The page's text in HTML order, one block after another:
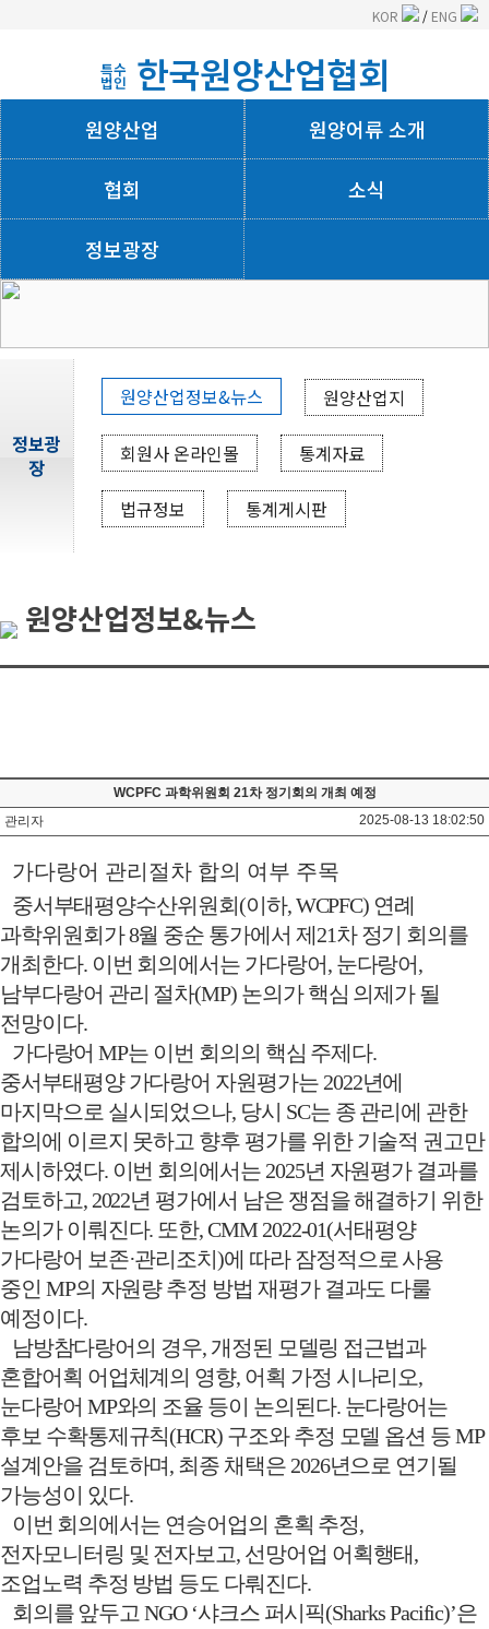
KOR / ENG
특수
법인 한국원양산업협회
원양산업 원양어류 소개
협회 소식
정보광장
정보광
장
원양산업정보&뉴스 원양산업지
회원사 온라인몰 통계자료
법규정보 통계게시판
원양산업정보&뉴스
WCPFC 과학위원회 21차 정기회의 개최 예정
관리자
2025-08-13 18:02:50
가다랑어 관리절차 합의 여부 주목
중서부태평양수산위원회 (이하, WCPFC) 연례
과학위원회가8월 중순 통가에서 제 21차 정기 회의를
개최한다. 이번 회의에서는 가다랑어, 눈다랑어,
남부다랑어 관리 절차(MP) 논의가 핵심 의제가 될
전망이다.
가다랑어MP는 이번 회의의 핵심 주제다.
중서부태평양 가다랑어 자원평가는 2022년에
마지막으로 실시되었으나, 당시 SC는 종 관리에 관한
합의에 이르지 못하고 향후 평가를 위한 기술적 권고만
제시하였다. 이번 회의에서는 2025년 자원평가 결과를
검토하고, 2022년 평가에서 남은 쟁점을 해결하기 위한
논의가 이뤄진다. 또한, CMM 2022-01(서태평양
가다랑어 보존·관리조치)에 따라 잠정적으로 사용
중인 MP의 자원량 추정 방법 재평가 결과도 다룰
예정이다.
남방참다랑어의 경우, 개정된 모델링 접근법과
혼합어획 어업체계의 영향, 어획 가정 시나리오,
눈다랑어 MP와의 조율 등이 논의된다. 눈다랑어는
후보 수확통제규칙(HCR) 구조와 추정 모델 옵션 등MP
설계안을 검토하며, 최종 채택은 2026년으로 연기될
가능성이 있다.
이번 회의에서는 연승어업의 혼획 추정,
전자모니터링 및 전자보고, 선망어업 어획행태,
조업노력 추정 방법 등도 다뤄진다.
회의를 앞두고NGO ‘샤크스 퍼시픽(Sharks Pacific)’은